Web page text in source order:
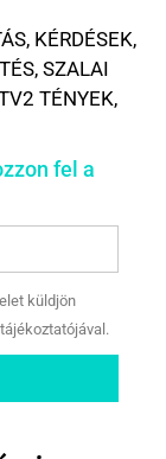
, KÉRDÉSEK,
, SZALAI
TÉNYEK,
fel a
küldjön